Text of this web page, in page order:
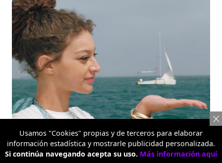
Usamos "Cookies" propias y de terceros para elaborar
información estadística y mostrarle publicidad personalizada.
Si continúa navegando acepta su uso. Más información aquí